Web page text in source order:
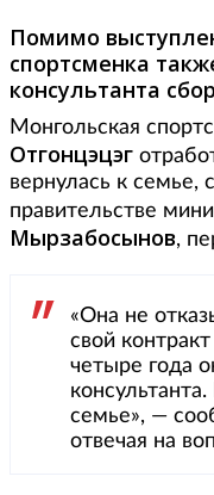
Помимо
спортсменка
консультанта
Монгольская
Отгонцэцэг
вернулась к
правительстве
Мырзабосынов,
«Она не
свой
четыре года
семье», —
отвечая на